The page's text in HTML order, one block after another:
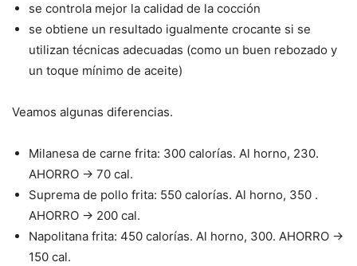
se controla mejor la calidad de la cocción
se obtiene un resultado igualmente crocante si se
utilizan técnicas adecuadas (como un buen rebozado y
un toque mínimo de aceite)
Veamos algunas diferencias.
Milanesa de carne frita: 300 calorías. Al horno, 230.
AHORRO → 70 cal.
Suprema de pollo frita: 550 calorías. Al horno, 350 .
AHORRO → 200 cal.
Napolitana frita: 450 calorías. Al horno, 300. AHORRO →
150 cal.